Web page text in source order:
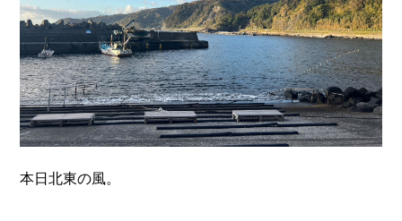
本日北東の風。